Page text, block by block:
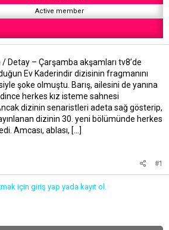
Active member
Detay – Çarşamba akşamları tv8’de
Ev Kaderindir dizisinin fragmanını
şoke olmuştu. Barış, ailesini de yanına
herkes kız isteme sahnesi
dizinin senaristleri adeta sağ gösterip,
dizinin 30. yeni bölümünde herkes
Amcası, ablası, […]
#1
için giriş yap yada kayıt ol.